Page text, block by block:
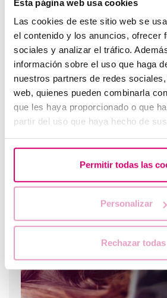
Esta página web usa cookies
Las cookies de este sitio web se
el contenido y los anuncios, ofrecer
sociales y analizar el tráfico.
información sobre el uso que haga
nuestros partners de redes
web, quienes pueden combinarla
que les haya proporcionado o que
partir del uso que haya hecho de
Permitir todas las
Personalizar
Rechazar todas
¿Qué hacer si hay retraso